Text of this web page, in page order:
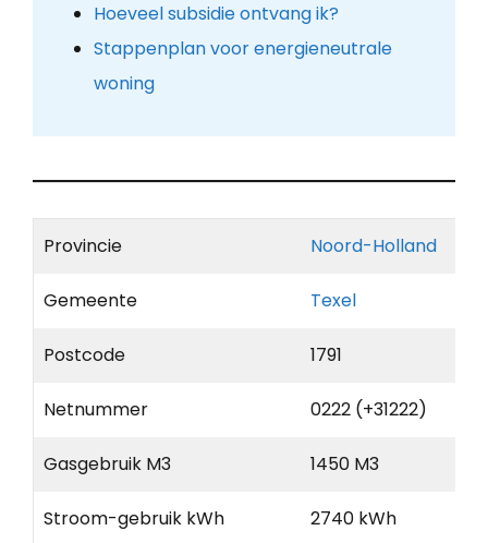
Hoeveel subsidie ontvang ik?
Stappenplan voor energieneutrale
woning
Provincie Noord-Holland
Gemeente Texel
Postcode 1791
Netnummer 0222 (+31222)
Gasgebruik M3 1450 M3
Stroom-gebruik kWh 2740 kWh